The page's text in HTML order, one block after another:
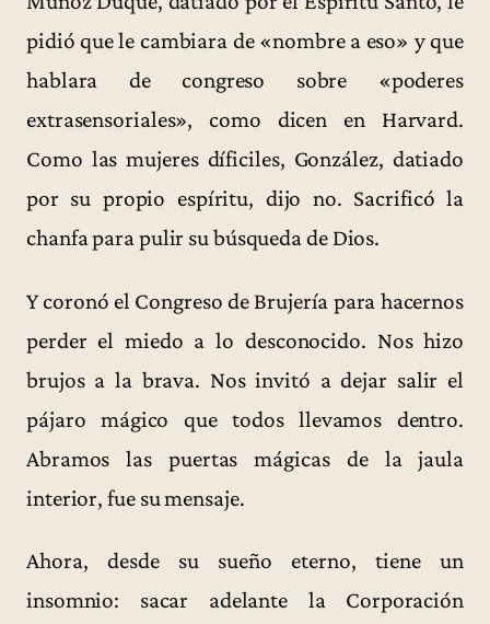
pidió que le cambiara de «nombre a eso» y que
hablara de congreso sobre «poderes
extrasensoriales», como dicen en Harvard.
Como las mujeres díficiles, González, datiado
por su propio espíritu, dijo no. Sacrificó la
chanfa para pulir su búsqueda de Dios.
Y coronó el Congreso de Brujería para hacernos
perder el miedo a lo desconocido. Nos hizo
brujos a la brava. Nos invitó a dejar salir el
pájaro mágico que todos llevamos dentro.
Abramos las puertas mágicas de la jaula
interior, fue su mensaje.
Ahora, desde su sueño eterno, tiene un
insomnio: sacar adelante la Corporación